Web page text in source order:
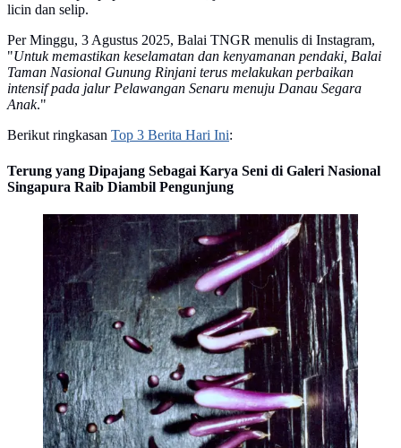
licin dan selip.
Per Minggu, 3 Agustus 2025, Balai TNGR menulis di Instagram,
"Untuk memastikan keselamatan dan kenyamanan pendaki, Balai
Taman Nasional Gunung Rinjani terus melakukan perbaikan
intensif pada jalur Pelawangan Senaru menuju Danau Segara
Anak."
Berikut ringkasan Top 3 Berita Hari Ini:
Terung yang Dipajang Sebagai Karya Seni di Galeri Nasional
Singapura Raib Diambil Pengunjung
Karya seni menggunakan terung karya seniman Suzann
Victor. (dok. Instagram
@suzannvictor/https://www.instagram.com/p/CnWgv-
vysT8/)